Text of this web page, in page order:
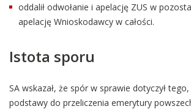
oddalił odwołanie i apelację ZUS w
apelację Wnioskodawcy w całości.
Istota sporu
SA wskazał, że spór w sprawie dotyczył
podstawy do przeliczenia emerytury